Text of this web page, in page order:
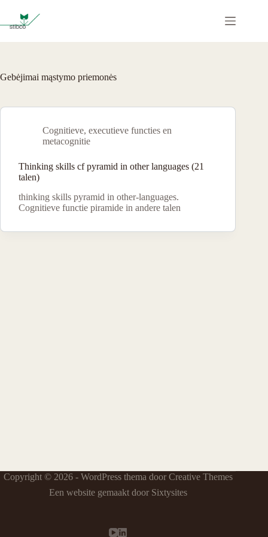
de
Gebėjimai mąstymo priemonės
Cognitieve, executieve functies en
metacognitie
Thinking skills cf pyramid in other languages (21
talen)
thinking skills pyramid in other-languages.
Cognitieve functie piramide in andere talen
Copyright © 2026 - WordPress thema door Creative Themes
Een website gemaakt door Sixtysites